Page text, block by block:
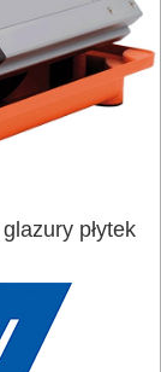
płytek